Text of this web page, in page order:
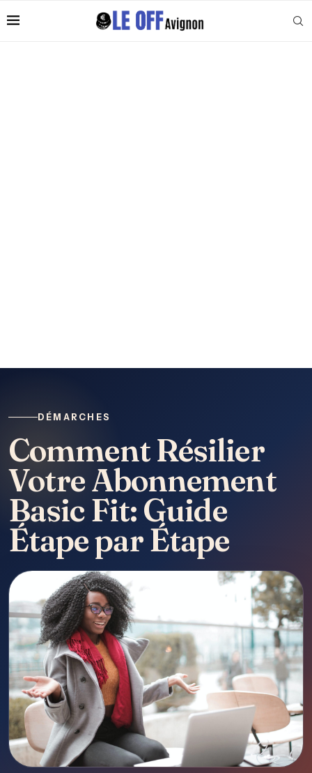
DÉMARCHES
Comment Résilier
Votre Abonnement
Basic Fit: Guide
Étape par Étape